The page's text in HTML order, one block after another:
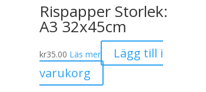
Rispapper Storlek:
A3 32x45cm
kr35.00 Läs mer
Lägg till i
varukorg